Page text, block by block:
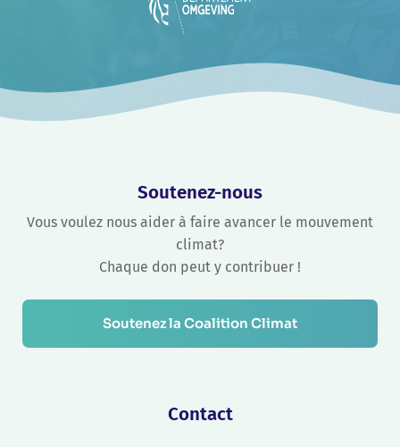
Soutenez-nous
Vous voulez nous aider à faire avancer le mouvement
climat?
Chaque don peut y contribuer !
Soutenez la Coalition Climat
Contact